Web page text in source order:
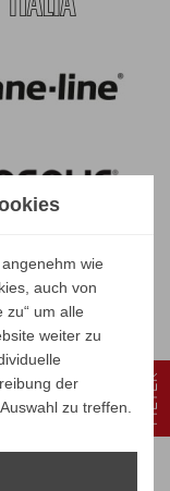
wie
auch von
zu“ um alle
weiter zu
der
zu treffen.
FILTER